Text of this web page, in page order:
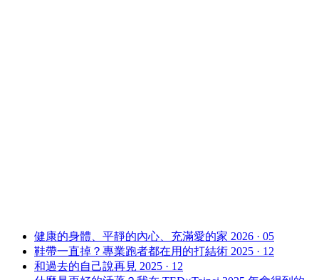
健康的身體、平靜的內心、充滿愛的家 2026 · 05
鞋帶一直掉？專業跑者都在用的打結術 2025 · 12
和過去的自己說再見 2025 · 12